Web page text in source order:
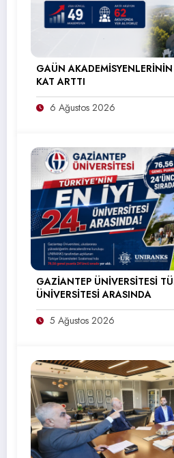
GAÜN
KAT ARTTI
6 Ağustos 2026
GAZİANTEP ÜNİVERSİTESİ
ÜNİVERSİTESİ ARASINDA
5 Ağustos 2026